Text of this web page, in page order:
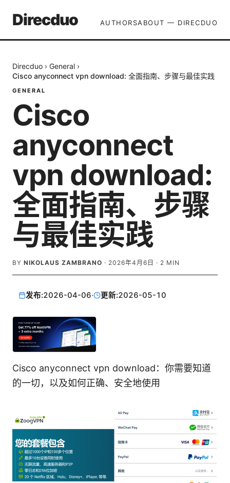
Direcduo AUTHORSABOUT — DIRECDUO
Direcduo › General ›
Cisco anyconnect vpn download: 全面指南、步骤与最佳实践
GENERAL
Cisco
anyconnect
vpn download:
全面指南、步骤
与最佳实践
BY NIKOLAUS ZAMBRANO · 2026年4月6日 · 2 MIN
发布:2026-04-06· 更新:2026-05-10
Cisco anyconnect vpn download：你需要知道
的一切，以及如何正确、安全地使用